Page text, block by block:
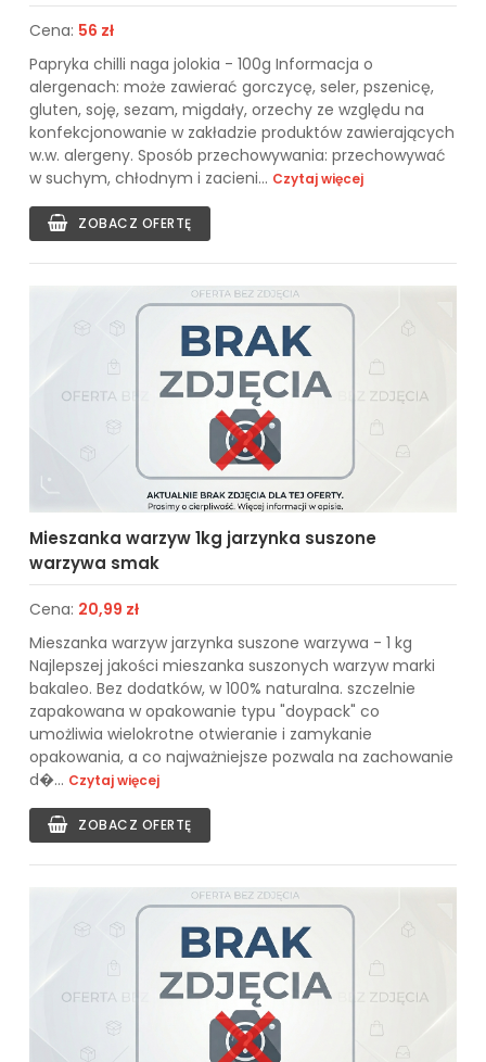
Cena: 56 zł
Papryka chilli naga jolokia - 100g Informacja o
alergenach: może zawierać gorczycę, seler, pszenicę,
gluten, soję, sezam, migdały, orzechy ze względu na
konfekcjonowanie w zakładzie produktów zawierających
w.w. alergeny. Sposób przechowywania: przechowywać
w suchym, chłodnym i zacieni... Czytaj więcej
ZOBACZ OFERTĘ
Mieszanka warzyw 1kg jarzynka suszone
warzywa smak
Cena: 20,99 zł
Mieszanka warzyw jarzynka suszone warzywa - 1 kg
Najlepszej jakości mieszanka suszonych warzyw marki
bakaleo. Bez dodatków, w 100% naturalna. szczelnie
zapakowana w opakowanie typu "doypack" co
umożliwia wielokrotne otwieranie i zamykanie
opakowania, a co najważniejsze pozwala na zachowanie
d�... Czytaj więcej
ZOBACZ OFERTĘ